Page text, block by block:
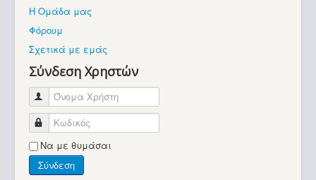
Βρίσκεστε εδώ:
Η Ομάδα μας
Φόρουμ
Σχετικά με εμάς
Σύνδεση Χρηστών
Όνομα Χρήστη
Κωδικός
Να με θυμάσαι
Σύνδεση